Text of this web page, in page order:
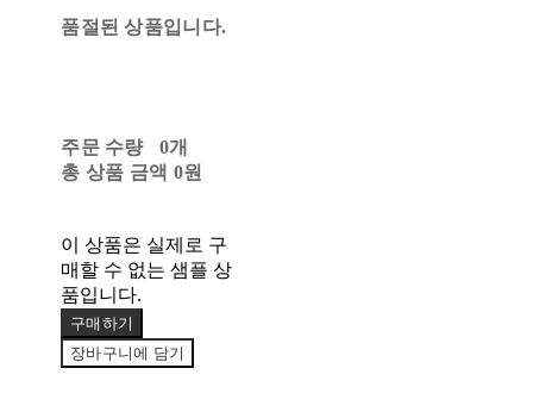
품절된 상품입니다.
주문 수량
0개
총 상품 금액 0원
이 상품은 실제로 구
매할 수 없는 샘플 상
품입니다.
구매하기
장바구니에 담기